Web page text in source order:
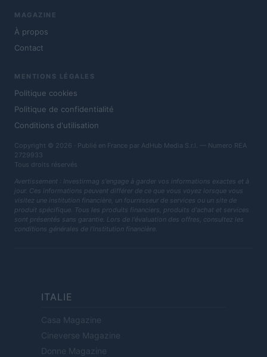
MAGAZINE
À propos
Contact
MENTIONS LÉGALES
Politique cookies
Politique de confidentialité
Conditions d'utilisation
Copyright © 2026 · Publié en France par AdHub Media S.r.l. — Numero REA
2729933
Tous droits réservés
Avertissement : Investirmag s'engage à garder vos informations exactes et à
jour. Ces informations peuvent différer de ce que vous voyez lorsque vous
visitez une institution financière, un fournisseur de services ou un site de
produit spécifique. Tous les produits financiers, produits d'achat et services
sont présentés sans garantie. Lors de l'évaluation des offres, consultez les
conditions générales de l'institution financière.
ITALIE
Casa Magazine
Cineverse Magazine
Donne Magazine